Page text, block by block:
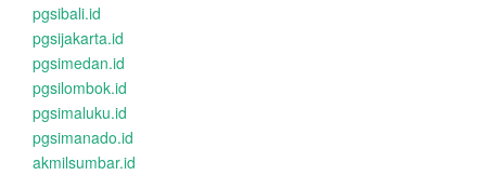
pgsibali.id
pgsijakarta.id
pgsimedan.id
pgsilombok.id
pgsimaluku.id
pgsimanado.id
akmilsumbar.id